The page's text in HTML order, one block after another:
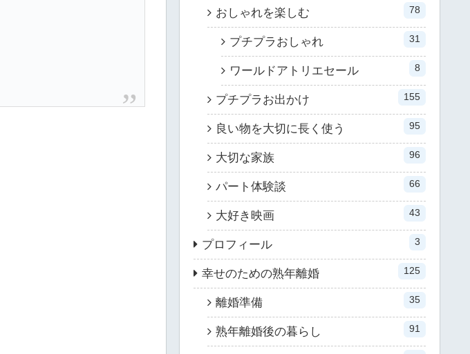
おしゃれを楽しむ 78
プチプラおしゃれ 31
ワールドアトリエセール 8
プチプラお出かけ 155
良い物を大切に長く使う 95
大切な家族 96
パート体験談 66
大好き映画 43
プロフィール 3
幸せのための熟年離婚 125
離婚準備 35
熟年離婚後の暮らし 91